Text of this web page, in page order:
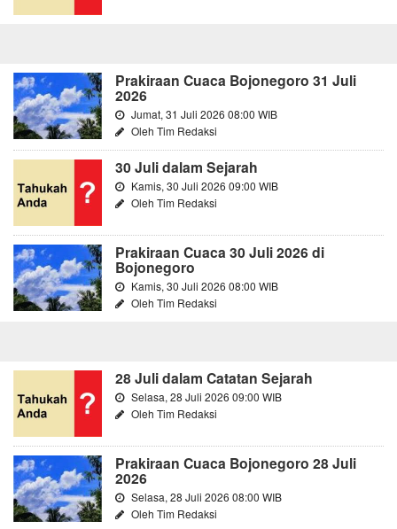
Prakiraan Cuaca Bojonegoro 31 Juli
2026
Jumat, 31 Juli 2026 08:00 WIB
Oleh Tim Redaksi
30 Juli dalam Sejarah
Kamis, 30 Juli 2026 09:00 WIB
Oleh Tim Redaksi
Prakiraan Cuaca 30 Juli 2026 di
Bojonegoro
Kamis, 30 Juli 2026 08:00 WIB
Oleh Tim Redaksi
28 Juli dalam Catatan Sejarah
Selasa, 28 Juli 2026 09:00 WIB
Oleh Tim Redaksi
Prakiraan Cuaca Bojonegoro 28 Juli
2026
Selasa, 28 Juli 2026 08:00 WIB
Oleh Tim Redaksi